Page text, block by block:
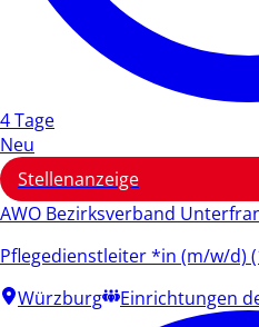
4 Tage
Neu
Stellenanzeige
AWO Bezirksverband
Pflegedienstleiter *in (m/w/d)
Würzburg
Einrichtungen